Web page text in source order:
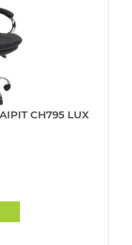
CH795 LUX